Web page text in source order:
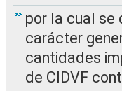
por la cual se
carácter
cantidades
de CIDVF